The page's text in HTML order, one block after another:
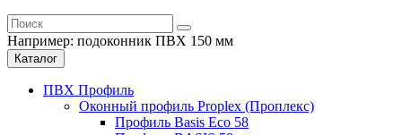
Например: подоконник ПВХ 150 мм
Каталог
ПВХ Профиль
Оконный профиль Proplex (Проплекс)
Профиль Basis Eco 58